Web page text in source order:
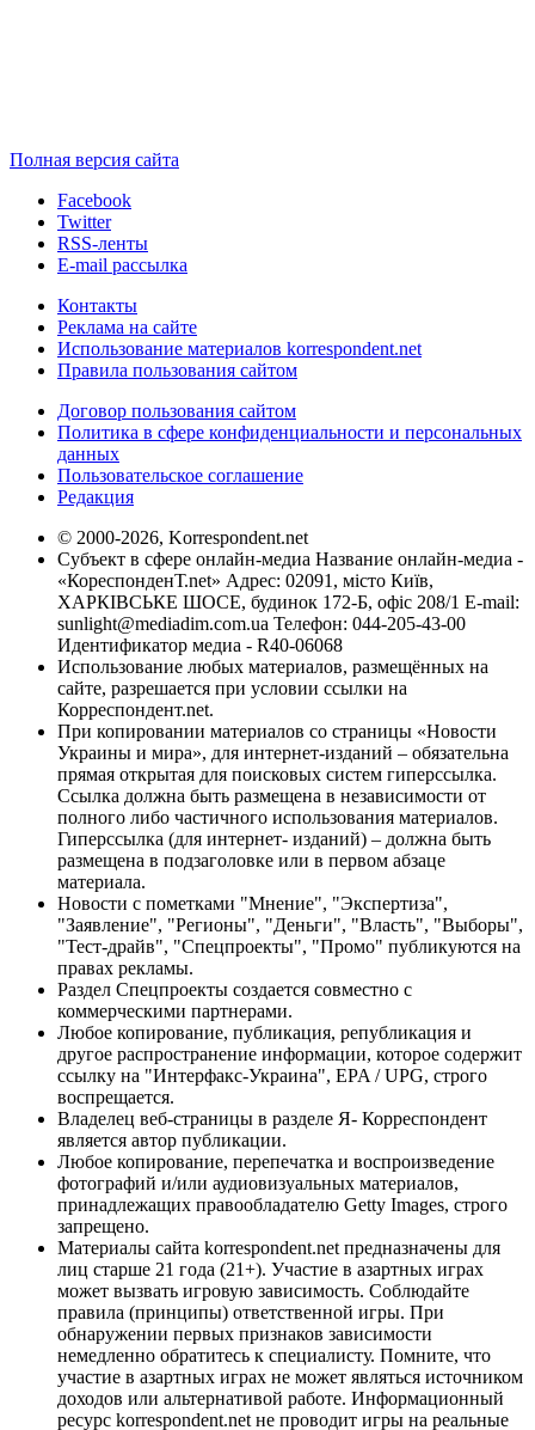
Полная версия сайта
Facebook
Twitter
RSS-ленты
E-mail рассылка
Контакты
Реклама на сайте
Использование материалов korrespondent.net
Правила пользования сайтом
Договор пользования сайтом
Политика в сфере конфиденциальности и персональных
данных
Пользовательское соглашение
Редакция
© 2000-2026, Korrespondent.net
Субъект в сфере онлайн-медиа Название онлайн-медиа -
«КореспонденТ.net» Адрес: 02091, місто Київ,
ХАРКІВСЬКЕ ШОСЕ, будинок 172-Б, офіс 208/1 E-mail:
sunlight@mediadim.com.ua Телефон: 044-205-43-00
Идентификатор медиа - R40-06068
Использование любых материалов, размещённых на
сайте, разрешается при условии ссылки на
Корреспондент.net.
При копировании материалов со страницы «Новости
Украины и мира», для интернет-изданий – обязательна
прямая открытая для поисковых систем гиперссылка.
Ссылка должна быть размещена в независимости от
полного либо частичного использования материалов.
Гиперссылка (для интернет- изданий) – должна быть
размещена в подзаголовке или в первом абзаце
материала.
Новости с пометками "Мнение", "Экспертиза",
"Заявление", "Регионы", "Деньги", "Власть", "Выборы",
"Тест-драйв", "Спецпроекты", "Промо" публикуются на
правах рекламы.
Раздел Спецпроекты создается совместно с
коммерческими партнерами.
Любое копирование, публикация, републикация и
другое распространение информации, которое содержит
ссылку на "Интерфакс-Украина", EPA / UPG, строго
воспрещается.
Владелец веб-страницы в разделе Я- Корреспондент
является автор публикации.
Любое копирование, перепечатка и воспроизведение
фотографий и/или аудиовизуальных материалов,
принадлежащих правообладателю Getty Images, строго
запрещено.
Материалы сайта korrespondent.net предназначены для
лиц старше 21 года (21+). Участие в азартных играх
может вызвать игровую зависимость. Соблюдайте
правила (принципы) ответственной игры. При
обнаружении первых признаков зависимости
немедленно обратитесь к специалисту. Помните, что
участие в азартных играх не может являться источником
доходов или альтернативой работе. Информационный
ресурс korrespondent.net не проводит игры на реальные